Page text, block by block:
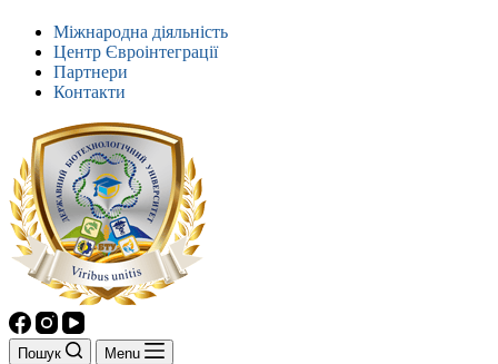
Міжнародна діяльність
Центр Євроінтеграції
Партнери
Контакти
Пошук Menu